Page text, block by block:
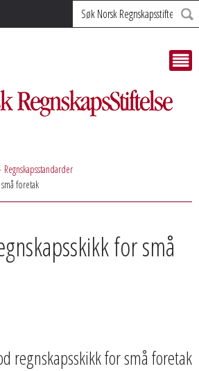
Søk
Regnskapsstandarder
foretak
for små
regnskapsskikk for små foretak